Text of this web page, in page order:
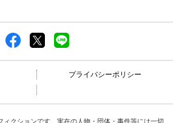
プライバシーポリシー
ィクションです。実在の人物・団体・事件等には一切